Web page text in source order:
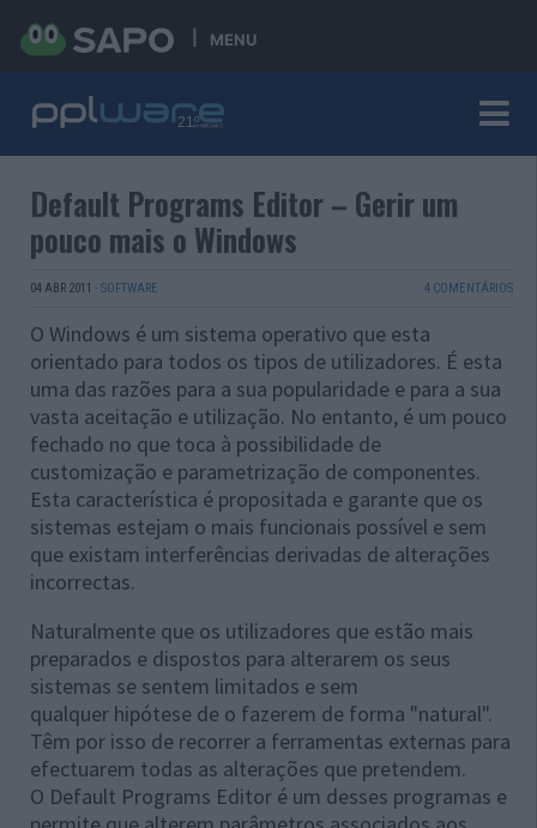
MENU
Default Programs Editor – Gerir um
pouco mais o Windows
04 ABR 2011 · SOFTWARE 4 COMENTÁRIOS
O Windows é um sistema operativo que esta
orientado para todos os tipos de utilizadores. É esta
uma das razões para a sua popularidade e para a sua
vasta aceitação e utilização. No entanto, é um pouco
fechado no que toca à possibilidade de
customização e parametrização de componentes.
Esta característica é propositada e garante que os
sistemas estejam o mais funcionais possível e sem
que existam interferências derivadas de alterações
incorrectas.
Naturalmente que os utilizadores que estão mais
preparados e dispostos para alterarem os seus
sistemas se sentem limitados e sem
qualquer hipótese de o fazerem de forma "natural".
Têm por isso de recorrer a ferramentas externas para
efectuarem todas as alterações que pretendem.
O Default Programs Editor é um desses programas e